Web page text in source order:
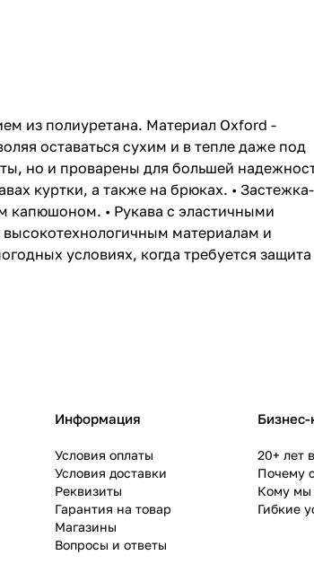
из полиуретана. Материал Oxford -
оставаться сухим и в тепле даже под
но и проварены для большей
куртки, а также на брюках. • Застежка-
• Рукава с эластичными
высокотехнологичным материалам и
условиях, когда требуется защита
Информация
Условия оплаты
Условия доставки
Реквизиты
Гарантия на товар
Магазины
Вопросы и ответы
20+ лет
Почему
Кому мы
Гибкие